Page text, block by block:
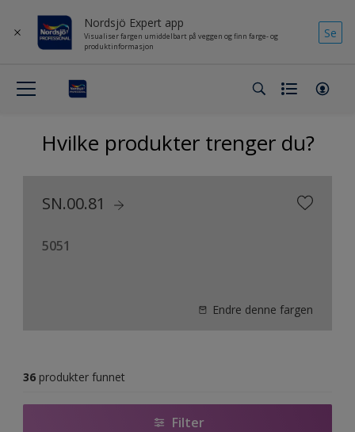
Nordsjö Expert app
Visualiser fargen umiddelbart på veggen og finn farge- og
produktinformasjon
Se
Hvilke produkter trenger du?
SN.00.81
5051
Endre denne fargen
36 produkter funnet
Filter